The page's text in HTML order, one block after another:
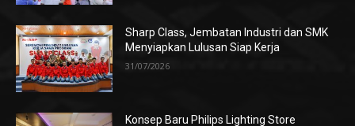
Sharp Class, Jembatan Industri dan SMK
Menyiapkan Lulusan Siap Kerja
31/07/2026
Konsep Baru Philips Lighting Store